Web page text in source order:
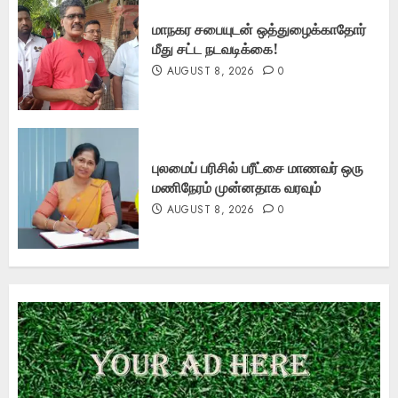
மாநகர சபையுடன் ஒத்துழைக்காதோர்
மீது சட்ட நடவடிக்கை!
AUGUST 8, 2026 0
புலமைப் பரிசில் பரீட்சை மாணவர் ஒரு
மணிநேரம் முன்னதாக வரவும்
AUGUST 8, 2026 0